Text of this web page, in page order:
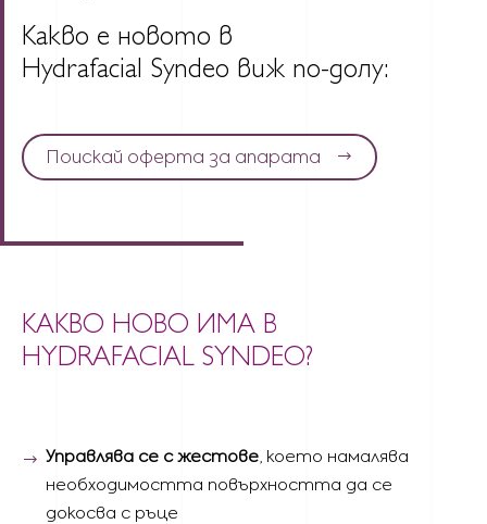
Какво е новото в
Hydrafacial Syndeo виж по-долу:
Поискай оферта за апарата
КАКВО НОВО ИМА В
HYDRAFACIAL SYNDEO?
Управлява се с жестове , което намалява
необходимостта повърхността да се
докосва с ръце